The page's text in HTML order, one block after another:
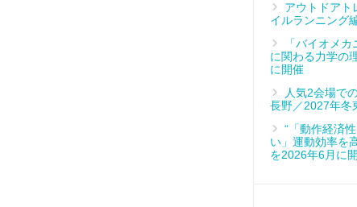
アウトドアト
イルランニング
「バイオメ
に関わる力学の
に開催
人気2会場で
長野／2027年冬
“「動作経済
い」運動効率を
を2026年6月に